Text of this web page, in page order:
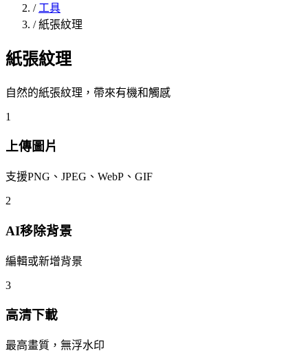
/ 工具
/ 紙張紋理
紙張紋理
自然的紙張紋理，帶來有機和觸感
1
上傳圖片
支援PNG、JPEG、WebP、GIF
2
AI移除背景
編輯或新增背景
3
高清下載
最高畫質，無浮水印